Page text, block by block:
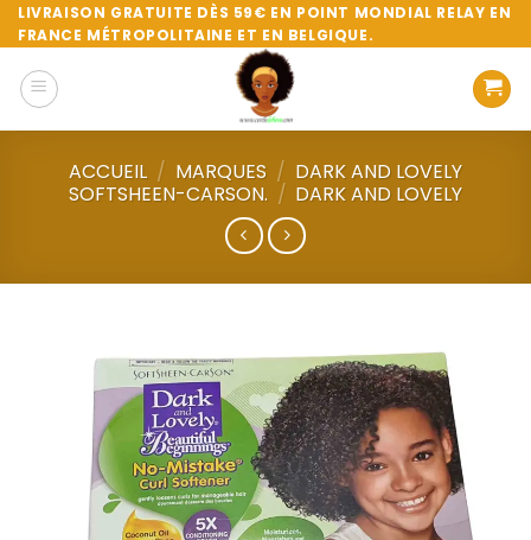
Passer
au
contenu
LIVRAISON GRATUITE DÈS 59€ EN POINT MONDIAL RELAY EN
FRANCE MÉTROPOLITAINE ET EN BELGIQUE.
ACCUEIL / MARQUES / DARK AND LOVELY
SOFTSHEEN-CARSON. / DARK AND LOVELY